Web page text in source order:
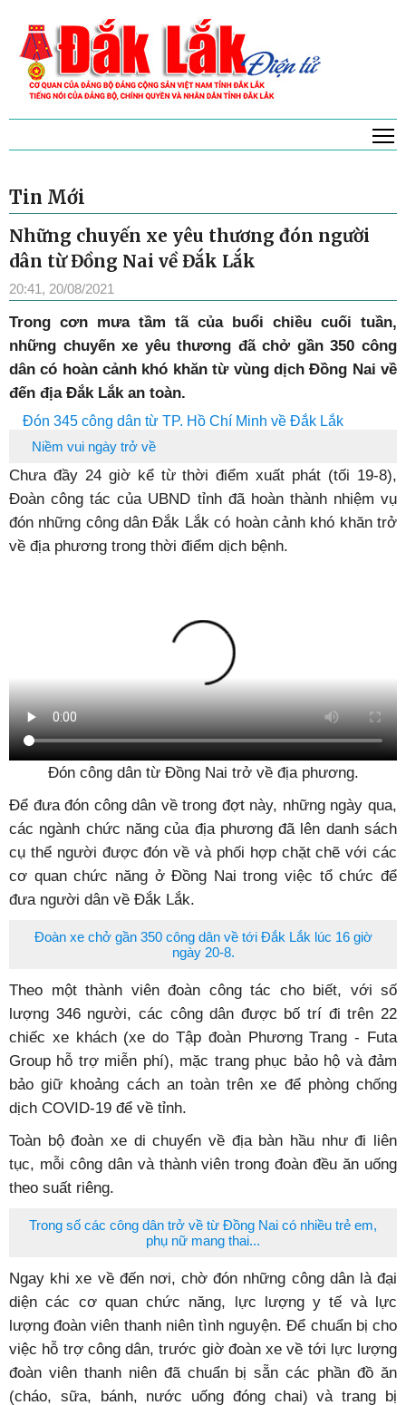
Tin Mới
Những chuyến xe yêu thương đón người
dân từ Đồng Nai về Đắk Lắk
20:41, 20/08/2021
Trong cơn mưa tầm tã của buổi chiều cuối tuần,
những chuyến xe yêu thương đã chở gần 350 công
dân có hoàn cảnh khó khăn từ vùng dịch Đồng Nai về
đến địa Đắk Lắk an toàn.
Đón 345 công dân từ TP. Hồ Chí Minh về Đắk Lắk
Niềm vui ngày trở về
Chưa đầy 24 giờ kể từ thời điểm xuất phát (tối 19-8),
Đoàn công tác của UBND tỉnh đã hoàn thành nhiệm vụ
đón những công dân Đắk Lắk có hoàn cảnh khó khăn trở
về địa phương trong thời điểm dịch bệnh.
Đón công dân từ Đồng Nai trở về địa phương.
Để đưa đón công dân về trong đợt này, những ngày qua,
các ngành chức năng của địa phương đã lên danh sách
cụ thể người được đón về và phối hợp chặt chẽ với các
cơ quan chức năng ở Đồng Nai trong việc tổ chức để
đưa người dân về Đắk Lắk.
Đoàn xe chở gần 350 công dân về tới Đắk Lắk lúc 16 giờ
ngày 20-8.
Theo một thành viên đoàn công tác cho biết, với số
lượng 346 người, các công dân được bố trí đi trên 22
chiếc xe khách (xe do Tập đoàn Phương Trang - Futa
Group hỗ trợ miễn phí), mặc trang phục bảo hộ và đảm
bảo giữ khoảng cách an toàn trên xe để phòng chống
dịch COVID-19 để về tỉnh.
Toàn bộ đoàn xe di chuyển về địa bàn hầu như đi liên
tục, mỗi công dân và thành viên trong đoàn đều ăn uống
theo suất riêng.
Trong số các công dân trở về từ Đồng Nai có nhiều trẻ em,
phụ nữ mang thai...
Ngay khi xe về đến nơi, chờ đón những công dân là đại
diện các cơ quan chức năng, lực lượng y tế và lực
lượng đoàn viên thanh niên tình nguyện. Để chuẩn bị cho
việc hỗ trợ công dân, trước giờ đoàn xe về tới lực lượng
đoàn viên thanh niên đã chuẩn bị sẵn các phần đồ ăn
(cháo, sữa, bánh, nước uống đóng chai) và trang bị